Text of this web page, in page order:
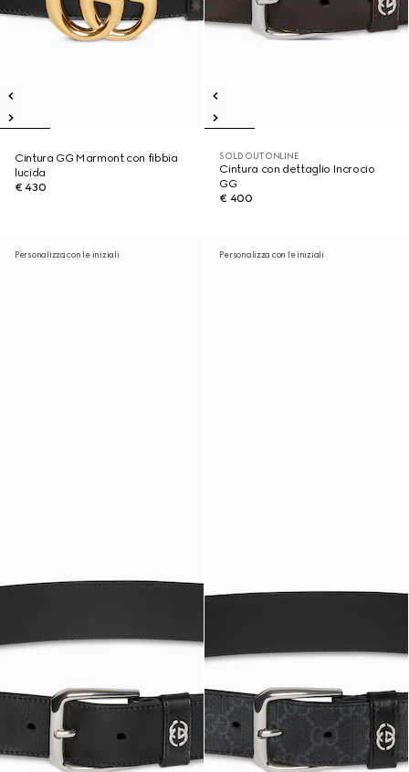
Cintura GG Marmont con fibbia
lucida
€ 430
SOLD OUT ONLINE
Cintura con dettaglio Incrocio
GG
€ 400
Personalizza con le iniziali Personalizza con le iniziali